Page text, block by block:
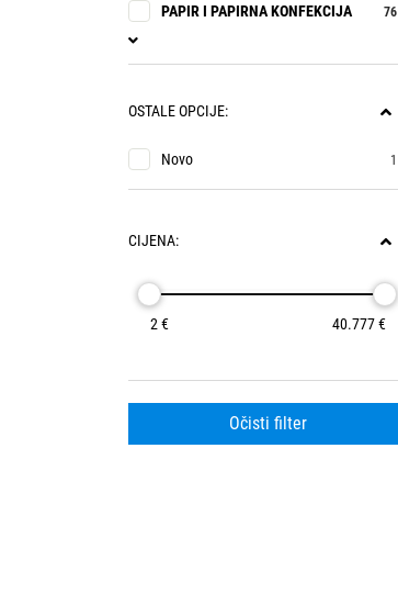
PAPIR I PAPIRNA KONFEKCIJA 76
OSTALE OPCIJE:
Novo 1
CIJENA:
2 € 40.777 €
Očisti filter